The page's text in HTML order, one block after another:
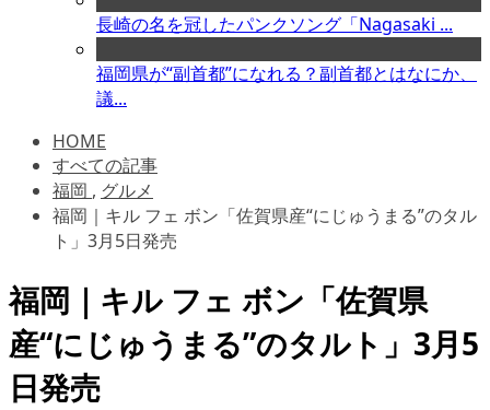
長崎の名を冠したパンクソング「Nagasaki ...
福岡県が“副首都”になれる？副首都とはなにか、
議...
HOME
すべての記事
福岡 , グルメ
福岡｜キル フェ ボン「佐賀県産“にじゅうまる”のタル
ト」3月5日発売
福岡｜キル フェ ボン「佐賀県
産“にじゅうまる”のタルト」3月5
日発売